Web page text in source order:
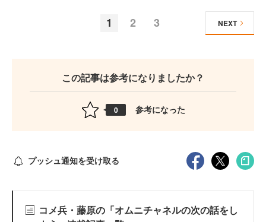
1 2 3 NEXT
この記事は参考になりましたか？
0 参考になった
プッシュ通知を受け取る
コメ兵・藤原の「オムニチャネルの次の話をし